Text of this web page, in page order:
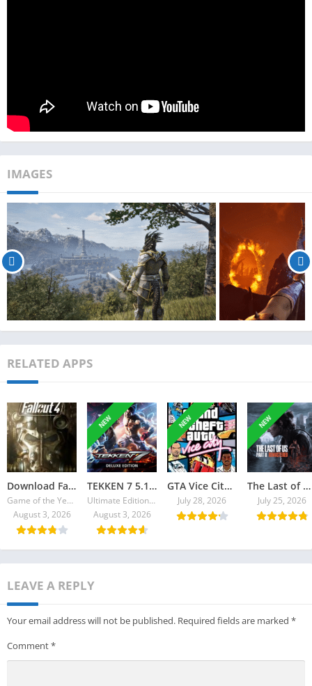
IMAGES
RELATED APPS
Download Fallout 4 Torrent
Game of the Year Edition v1.10.980.0
August 3, 2026
NEW
TEKKEN 7 5.10 Ultimate Edition Torrent + All DLCs
Ultimate Edition v4.22
August 3, 2026
NEW
GTA Vice City 2026 Torrent
July 28, 2026
NEW
The Last of Us Part II Remastered Torrent Baixar
July 25, 2026
LEAVE A REPLY
Your email address will not be published. Required fields are marked *
Comment*